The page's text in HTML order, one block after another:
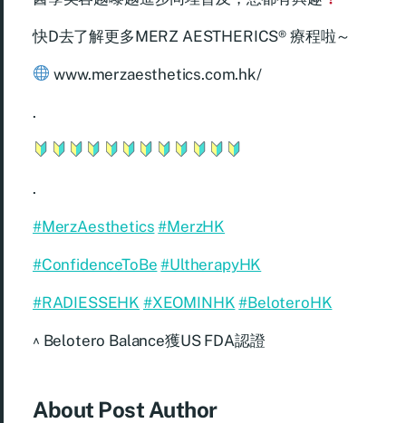
快D去了解更多MERZ AESTHERICS® 療程啦～
www.merzaesthetics.com.hk/
.
.
#MerzAesthetics #MerzHK
#ConfidenceToBe #UltherapyHK
#RADIESSEHK #XEOMINHK #BeloteroHK
^ Belotero Balance獲US FDA認證
About Post Author